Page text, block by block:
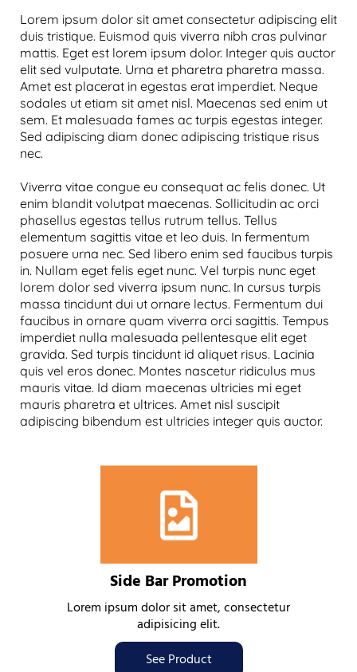
Lorem ipsum dolor sit amet consectetur adipiscing elit
duis tristique. Euismod quis viverra nibh cras pulvinar
mattis. Eget est lorem ipsum dolor. Integer quis auctor
elit sed vulputate. Urna et pharetra pharetra massa.
Amet est placerat in egestas erat imperdiet. Neque
sodales ut etiam sit amet nisl. Maecenas sed enim ut
sem. Et malesuada fames ac turpis egestas integer.
Sed adipiscing diam donec adipiscing tristique risus
nec.
Viverra vitae congue eu consequat ac felis donec. Ut
enim blandit volutpat maecenas. Sollicitudin ac orci
phasellus egestas tellus rutrum tellus. Tellus
elementum sagittis vitae et leo duis. In fermentum
posuere urna nec. Sed libero enim sed faucibus turpis
in. Nullam eget felis eget nunc. Vel turpis nunc eget
lorem dolor sed viverra ipsum nunc. In cursus turpis
massa tincidunt dui ut ornare lectus. Fermentum dui
faucibus in ornare quam viverra orci sagittis. Tempus
imperdiet nulla malesuada pellentesque elit eget
gravida. Sed turpis tincidunt id aliquet risus. Lacinia
quis vel eros donec. Montes nascetur ridiculus mus
mauris vitae. Id diam maecenas ultricies mi eget
mauris pharetra et ultrices. Amet nisl suscipit
adipiscing bibendum est ultricies integer quis auctor.
Side Bar Promotion
Lorem ipsum dolor sit amet, consectetur
adipisicing elit.
See Product